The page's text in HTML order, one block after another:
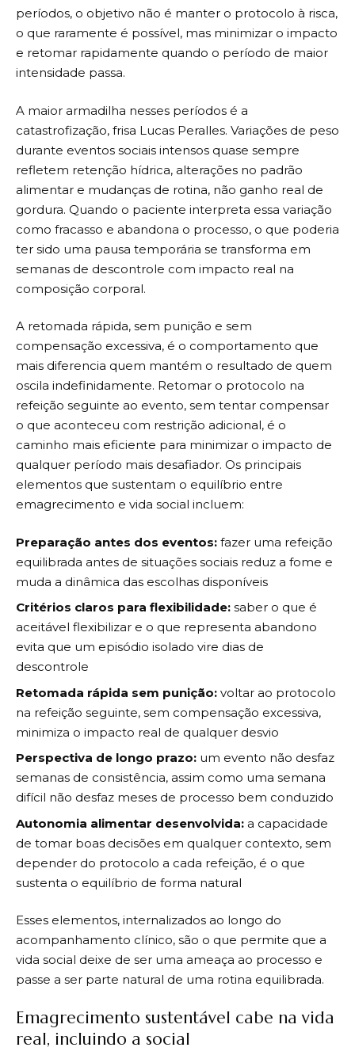
períodos, o objetivo não é manter o protocolo à risca,
o que raramente é possível, mas minimizar o impacto
e retomar rapidamente quando o período de maior
intensidade passa.
A maior armadilha nesses períodos é a
catastrofização, frisa Lucas Peralles. Variações de peso
durante eventos sociais intensos quase sempre
refletem retenção hídrica, alterações no padrão
alimentar e mudanças de rotina, não ganho real de
gordura. Quando o paciente interpreta essa variação
como fracasso e abandona o processo, o que poderia
ter sido uma pausa temporária se transforma em
semanas de descontrole com impacto real na
composição corporal.
A retomada rápida, sem punição e sem
compensação excessiva, é o comportamento que
mais diferencia quem mantém o resultado de quem
oscila indefinidamente. Retomar o protocolo na
refeição seguinte ao evento, sem tentar compensar
o que aconteceu com restrição adicional, é o
caminho mais eficiente para minimizar o impacto de
qualquer período mais desafiador. Os principais
elementos que sustentam o equilíbrio entre
emagrecimento e vida social incluem:
Preparação antes dos eventos: fazer uma refeição
equilibrada antes de situações sociais reduz a fome e
muda a dinâmica das escolhas disponíveis
Critérios claros para flexibilidade: saber o que é
aceitável flexibilizar e o que representa abandono
evita que um episódio isolado vire dias de
descontrole
Retomada rápida sem punição: voltar ao protocolo
na refeição seguinte, sem compensação excessiva,
minimiza o impacto real de qualquer desvio
Perspectiva de longo prazo: um evento não desfaz
semanas de consistência, assim como uma semana
difícil não desfaz meses de processo bem conduzido
Autonomia alimentar desenvolvida: a capacidade
de tomar boas decisões em qualquer contexto, sem
depender do protocolo a cada refeição, é o que
sustenta o equilíbrio de forma natural
Esses elementos, internalizados ao longo do
acompanhamento clínico, são o que permite que a
vida social deixe de ser uma ameaça ao processo e
passe a ser parte natural de uma rotina equilibrada.
Emagrecimento sustentável cabe na vida
real, incluindo a social